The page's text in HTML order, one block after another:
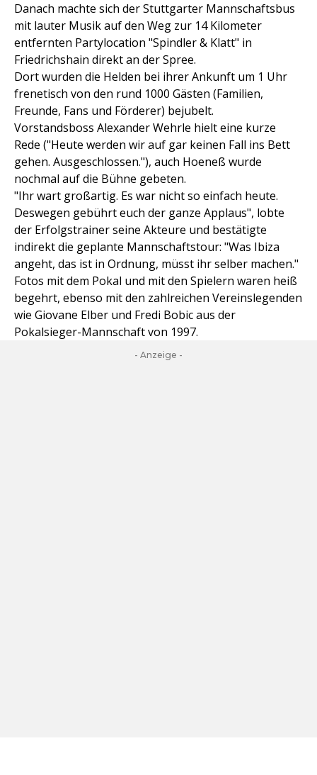
Danach machte sich der Stuttgarter Mannschaftsbus
mit lauter Musik auf den Weg zur 14 Kilometer
entfernten Partylocation "Spindler & Klatt" in
Friedrichshain direkt an der Spree.
Dort wurden die Helden bei ihrer Ankunft um 1 Uhr
frenetisch von den rund 1000 Gästen (Familien,
Freunde, Fans und Förderer) bejubelt.
Vorstandsboss Alexander Wehrle hielt eine kurze
Rede ("Heute werden wir auf gar keinen Fall ins Bett
gehen. Ausgeschlossen."), auch Hoeneß wurde
nochmal auf die Bühne gebeten.
"Ihr wart großartig. Es war nicht so einfach heute.
Deswegen gebührt euch der ganze Applaus", lobte
der Erfolgstrainer seine Akteure und bestätigte
indirekt die geplante Mannschaftstour: "Was Ibiza
angeht, das ist in Ordnung, müsst ihr selber machen."
Fotos mit dem Pokal und mit den Spielern waren heiß
begehrt, ebenso mit den zahlreichen Vereinslegenden
wie Giovane Elber und Fredi Bobic aus der
Pokalsieger-Mannschaft von 1997.
- Anzeige -